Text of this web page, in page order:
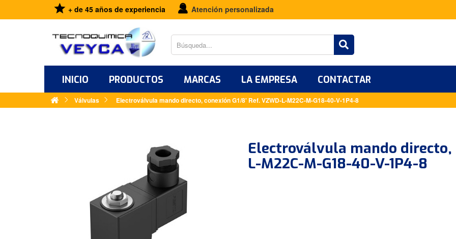
+ de 45 años de experiencia Atención personalizada
INICIO PRODUCTOS MARCAS LA EMPRESA CONTACTAR
Válvulas Electroválvula mando directo, conexión G1/8' Ref. VZWD-L-M22C-M-G18-40-V-1P4-8
Electroválvula mando directo,
L-M22C-M-G18-40-V-1P4-8